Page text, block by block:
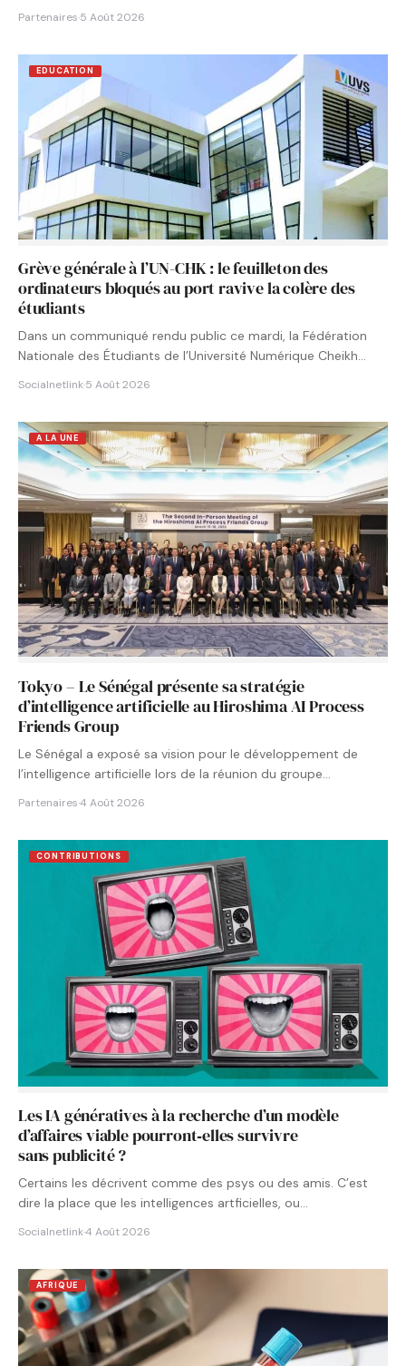
Partenaires·5 Août 2026
EDUCATION
Grève générale à l’UN-CHK : le feuilleton des
ordinateurs bloqués au port ravive la colère des
étudiants
Dans un communiqué rendu public ce mardi, la Fédération
Nationale des Étudiants de l’Université Numérique Cheikh
Socialnetlink·5 Août 2026
A LA UNE
Tokyo – Le Sénégal présente sa stratégie
d’intelligence artificielle au Hiroshima AI Process
Friends Group
Le Sénégal a exposé sa vision pour le développement de
l’intelligence artificielle lors de la réunion du groupe…
Partenaires·4 Août 2026
CONTRIBUTIONS
Les IA génératives à la recherche d’un modèle
d’affaires viable pourront‑elles survivre
sans publicité ?
Certains les décrivent comme des psys ou des amis. C’est
dire la place que les intelligences artficielles, ou…
Socialnetlink·4 Août 2026
AFRIQUE